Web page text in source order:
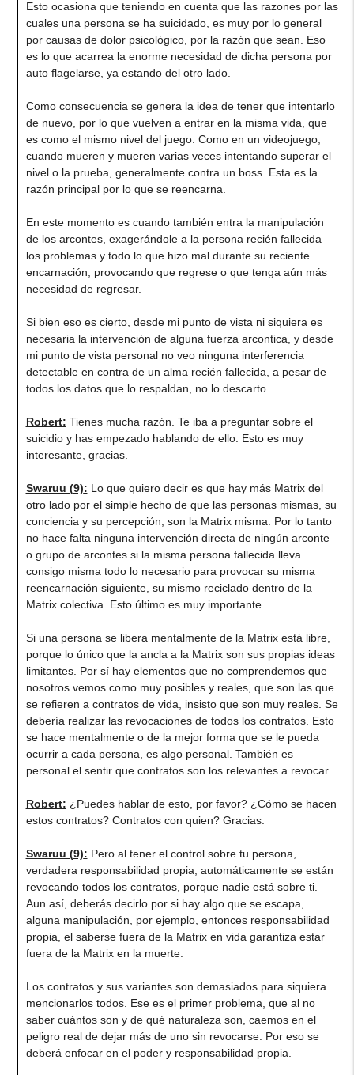
Esto ocasiona que teniendo en cuenta que las razones por las
cuales una persona se ha suicidado, es muy por lo general
por causas de dolor psicológico, por la razón que sean. Eso
es lo que acarrea la enorme necesidad de dicha persona por
auto flagelarse, ya estando del otro lado.
Como consecuencia se genera la idea de tener que intentarlo
de nuevo, por lo que vuelven a entrar en la misma vida, que
es como el mismo nivel del juego. Como en un videojuego,
cuando mueren y mueren varias veces intentando superar el
nivel o la prueba, generalmente contra un boss. Esta es la
razón principal por lo que se reencarna.
En este momento es cuando también entra la manipulación
de los arcontes, exagerándole a la persona recién fallecida
los problemas y todo lo que hizo mal durante su reciente
encarnación, provocando que regrese o que tenga aún más
necesidad de regresar.
Si bien eso es cierto, desde mi punto de vista ni siquiera es
necesaria la intervención de alguna fuerza arcontica, y desde
mi punto de vista personal no veo ninguna interferencia
detectable en contra de un alma recién fallecida, a pesar de
todos los datos que lo respaldan, no lo descarto.
Robert: Tienes mucha razón. Te iba a preguntar sobre el
suicidio y has empezado hablando de ello. Esto es muy
interesante, gracias.
Swaruu (9): Lo que quiero decir es que hay más Matrix del
otro lado por el simple hecho de que las personas mismas, su
conciencia y su percepción, son la Matrix misma. Por lo tanto
no hace falta ninguna intervención directa de ningún arconte
o grupo de arcontes si la misma persona fallecida lleva
consigo misma todo lo necesario para provocar su misma
reencarnación siguiente, su mismo reciclado dentro de la
Matrix colectiva. Esto último es muy importante.
Si una persona se libera mentalmente de la Matrix está libre,
porque lo único que la ancla a la Matrix son sus propias ideas
limitantes. Por sí hay elementos que no comprendemos que
nosotros vemos como muy posibles y reales, que son las que
se refieren a contratos de vida, insisto que son muy reales. Se
debería realizar las revocaciones de todos los contratos. Esto
se hace mentalmente o de la mejor forma que se le pueda
ocurrir a cada persona, es algo personal. También es
personal el sentir que contratos son los relevantes a revocar.
Robert: ¿Puedes hablar de esto, por favor? ¿Cómo se hacen
estos contratos? Contratos con quien? Gracias.
Swaruu (9): Pero al tener el control sobre tu persona,
verdadera responsabilidad propia, automáticamente se están
revocando todos los contratos, porque nadie está sobre ti.
Aun así, deberás decirlo por si hay algo que se escapa,
alguna manipulación, por ejemplo, entonces responsabilidad
propia, el saberse fuera de la Matrix en vida garantiza estar
fuera de la Matrix en la muerte.
Los contratos y sus variantes son demasiados para siquiera
mencionarlos todos. Ese es el primer problema, que al no
saber cuántos son y de qué naturaleza son, caemos en el
peligro real de dejar más de uno sin revocarse. Por eso se
deberá enfocar en el poder y responsabilidad propia.